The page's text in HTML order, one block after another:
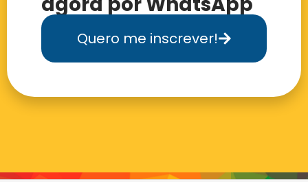
Quero me inscrever!